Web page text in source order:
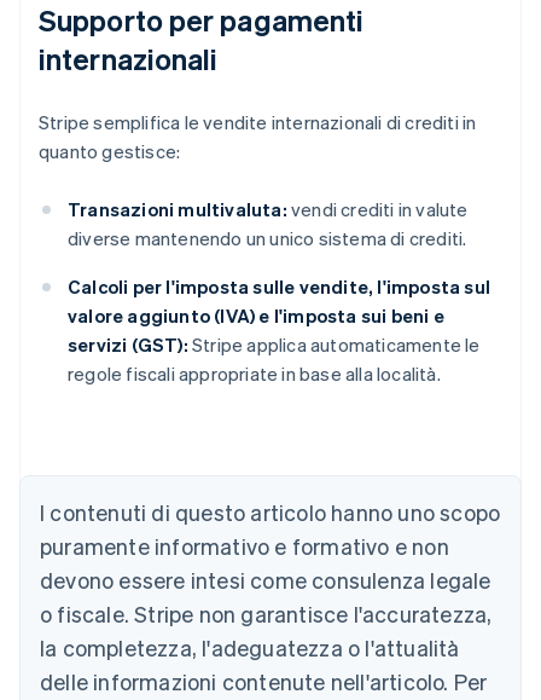
Supporto per pagamenti
internazionali
Stripe semplifica le vendite internazionali di crediti in
quanto gestisce:
Transazioni multivaluta: vendi crediti in valute
diverse mantenendo un unico sistema di crediti.
Calcoli per l'imposta sulle vendite, l'imposta sul
valore aggiunto (IVA) e l'imposta sui beni e
servizi (GST): Stripe applica automaticamente le
regole fiscali appropriate in base alla località.
I contenuti di questo articolo hanno uno scopo
puramente informativo e formativo e non
devono essere intesi come consulenza legale
o fiscale. Stripe non garantisce l'accuratezza,
la completezza, l'adeguatezza o l'attualità
delle informazioni contenute nell'articolo. Per
English
DeutschEnglish
Belgio
Nederlands Français English
Brasile
PortuguêsEnglish
Bulgaria